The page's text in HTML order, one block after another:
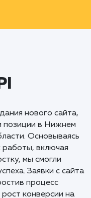
не просто
стало символом
компании.
с
компании